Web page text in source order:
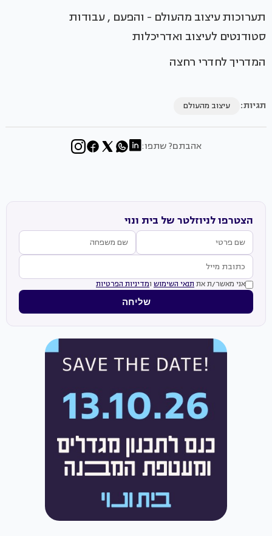
תערוכות עיצוב מהעולם - והפעם , עבודות
סטודנטים לעיצוב ואדריכלות
המדריך לחדרי רחצה
תגיות: עיצוב מהעולם
אהבתם? שתפו:
הצטרפו לניוזלטר של בית ונוי
אני מאשר/ת את תנאי השימוש ומדיניות הפרטיות
שליחה